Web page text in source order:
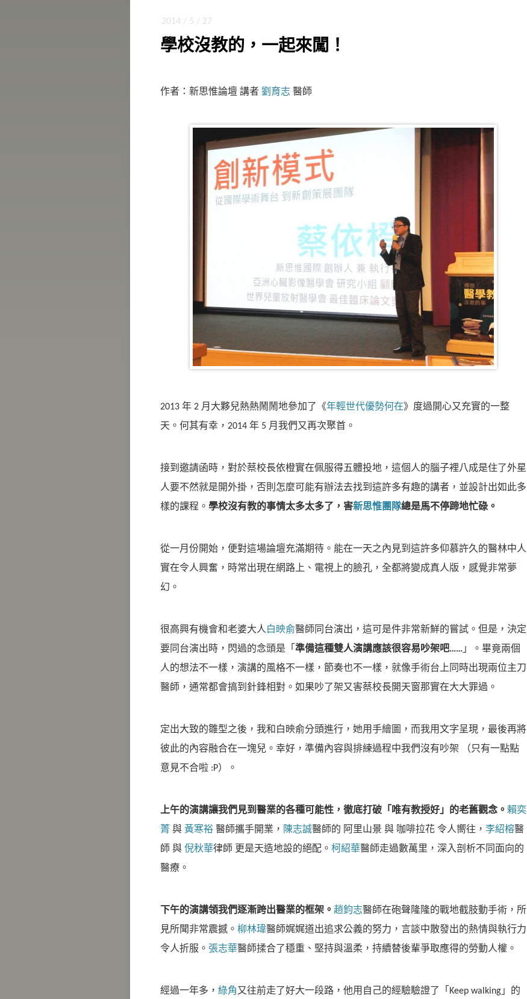
2014 / 5 / 27
學校沒教的，一起來闖！
作者：新思惟論壇 講者 劉育志 醫師
2013 年 2 月大夥兒熱熱鬧鬧地參加了《年輕世代優勢何在》度過開心又充實的一整
天。何其有幸，2014 年 5 月我們又再次聚首。
接到邀請函時，對於蔡校長依橙實在佩服得五體投地，這個人的腦子裡八成是住了外星
人要不然就是開外掛，否則怎麼可能有辦法去找到這許多有趣的講者，並設計出如此多
樣的課程。 學校沒有教的事情太多太多了，害新思惟團隊總是馬不停蹄地忙碌。
從一月份開始，便對這場論壇充滿期待。能在一天之內見到這許多仰慕許久的醫林中人
實在令人興奮，時常出現在網路上、電視上的臉孔，全都將變成真人版，感覺非常夢
幻。
很高興有機會和老婆大人 白映俞醫師同台演出，這可是件非常新鮮的嘗試。但是，決定
要同台演出時，閃過的念頭是「 準備這種雙人演講應該很容易吵架吧…… 」。畢竟兩個
人的想法不一樣，演講的風格不一樣，節奏也不一樣，就像手術台上同時出現兩位主刀
醫師，通常都會搞到針鋒相對。如果吵了架又害蔡校長開天窗那實在大大罪過。
定出大致的雛型之後，我和白映俞分頭進行，她用手繪圖，而我用文字呈現，最後再將
彼此的內容融合在一塊兒。幸好，準備內容與排練過程中我們沒有吵架 （只有一點點
意見不合啦 :P）。
上午的演講讓我們見到醫業的各種可能性，徹底打破「唯有教授好」的老舊觀念。 賴奕
菁 與 黃寒裕 醫師攜手開業， 陳志誠醫師的 阿里山景 與 咖啡拉花 令人嚮往， 李紹榕醫
師 與 倪秋華律師 更是天造地設的絕配。 柯紹華醫師走過數萬里，深入剖析不同面向的
醫療。
下午的演講領我們逐漸跨出醫業的框架。 趙鈞志醫師在砲聲隆隆的戰地截肢動手術，所
見所聞非常震撼。 柳林瑋醫師娓娓道出追求公義的努力，言談中散發出的熱情與執行力
令人折服。 張志華醫師揉合了穩重、堅持與溫柔，持續替後輩爭取應得的勞動人權。
經過一年多， 綠角 又往前走了好大一段路，他用自己的經驗驗證了「Keep walking」的